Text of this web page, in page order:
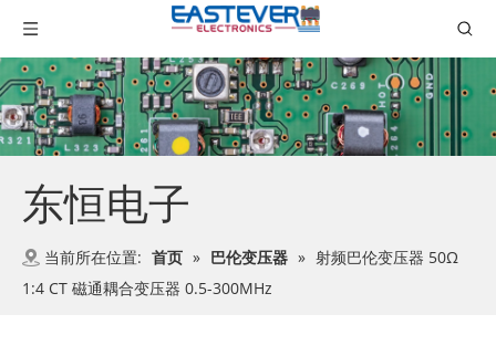
东恒电子
当前所在位置: 首页 » 巴伦变压器 » 射频巴伦变压器 50Ω
1:4 CT 磁通耦合变压器 0.5-300MHz